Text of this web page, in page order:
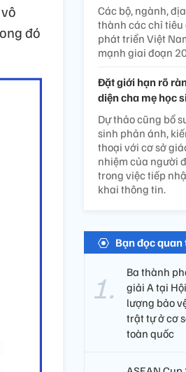
đó
Các bộ, ngành,
thành các chỉ tiêu
phát triển Việt
mạnh giai đoạn
Đặt giới hạn rõ
diện cha mẹ học
Dự thảo cũng bổ
sinh phản ánh,
thoại với cơ sở
nhiệm của người
trong việc tiếp
khai thông tin.
Bạn đọc quan
Ba thành
giải A tại
lượng bảo
trật tự ở cơ
toàn quốc